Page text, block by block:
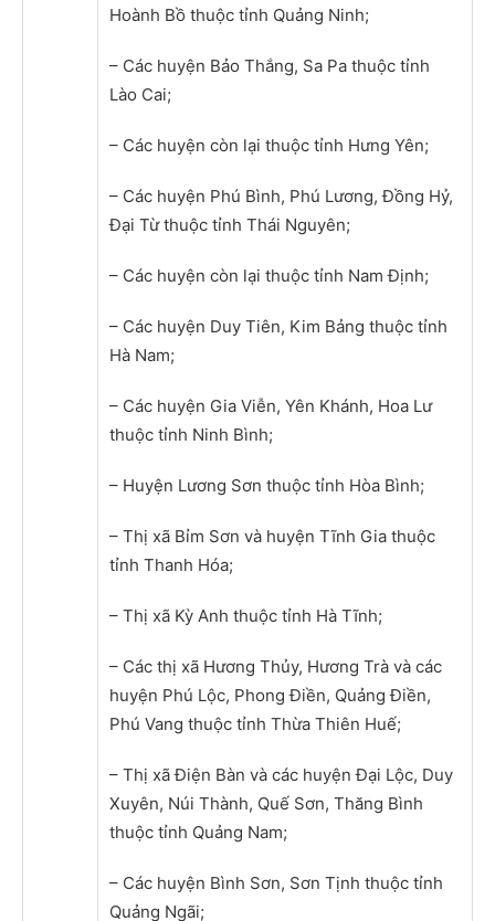
Hoành Bồ thuộc tỉnh Quảng Ninh;
– Các huyện Bảo Thắng, Sa Pa thuộc tỉnh
Lào Cai;
– Các huyện còn lại thuộc tỉnh Hưng Yên;
– Các huyện Phú Bình, Phú Lương, Đồng Hỷ,
Đại Từ thuộc tỉnh Thái Nguyên;
– Các huyện còn lại thuộc tỉnh Nam Định;
– Các huyện Duy Tiên, Kim Bảng thuộc tỉnh
Hà Nam;
– Các huyện Gia Viễn, Yên Khánh, Hoa Lư
thuộc tỉnh Ninh Bình;
– Huyện Lương Sơn thuộc tỉnh Hòa Bình;
– Thị xã Bỉm Sơn và huyện Tĩnh Gia thuộc
tỉnh Thanh Hóa;
– Thị xã Kỳ Anh thuộc tỉnh Hà Tĩnh;
– Các thị xã Hương Thủy, Hương Trà và các
huyện Phú Lộc, Phong Điền, Quảng Điền,
Phú Vang thuộc tỉnh Thừa Thiên Huế;
– Thị xã Điện Bàn và các huyện Đại Lộc, Duy
Xuyên, Núi Thành, Quế Sơn, Thăng Bình
thuộc tỉnh Quảng Nam;
– Các huyện Bình Sơn, Sơn Tịnh thuộc tỉnh
Quảng Ngãi;